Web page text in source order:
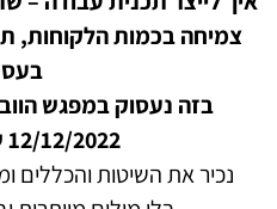
צמיחה בכמות הלקוחות,
בזה נעסוק במפגש
12/12/2022 שעה 10:00
נכיר את השיטות והכללים